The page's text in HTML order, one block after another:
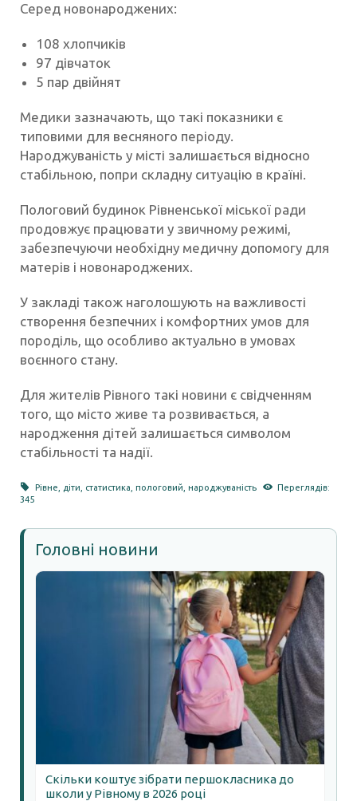
Серед новонароджених:
108 хлопчиків
97 дівчаток
5 пар двійнят
Медики зазначають, що такі показники є
типовими для весняного періоду.
Народжуваність у місті залишається відносно
стабільною, попри складну ситуацію в країні.
Пологовий будинок Рівненської міської ради
продовжує працювати у звичному режимі,
забезпечуючи необхідну медичну допомогу для
матерів і новонароджених.
У закладі також наголошують на важливості
створення безпечних і комфортних умов для
породіль, що особливо актуально в умовах
воєнного стану.
Для жителів Рівного такі новини є свідченням
того, що місто живе та розвивається, а
народження дітей залишається символом
стабільності та надії.
Рівне діти статистика ,пологовий ,народжуваність
Переглядів:
345
Головні новини
Скільки коштує зібрати першокласника до
школи у Рівному в 2026 році